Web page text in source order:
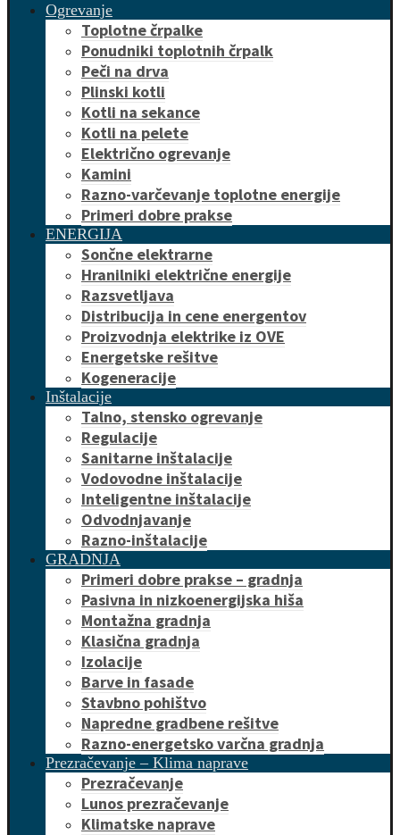
Ogrevanje
Toplotne črpalke
Ponudniki toplotnih črpalk
Peči na drva
Plinski kotli
Kotli na sekance
Kotli na pelete
Električno ogrevanje
Kamini
Razno-varčevanje toplotne energije
Primeri dobre prakse
ENERGIJA
Sončne elektrarne
Hranilniki električne energije
Razsvetljava
Distribucija in cene energentov
Proizvodnja elektrike iz OVE
Energetske rešitve
Kogeneracije
Inštalacije
Talno, stensko ogrevanje
Regulacije
Sanitarne inštalacije
Vodovodne inštalacije
Inteligentne inštalacije
Odvodnjavanje
Razno-inštalacije
GRADNJA
Primeri dobre prakse – gradnja
Pasivna in nizkoenergijska hiša
Montažna gradnja
Klasična gradnja
Izolacije
Barve in fasade
Stavbno pohištvo
Napredne gradbene rešitve
Razno-energetsko varčna gradnja
Prezračevanje – Klima naprave
Prezračevanje
Lunos prezračevanje
Klimatske naprave